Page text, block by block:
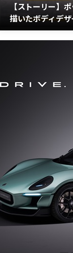
【ストーリー】
描いたボディデ
異の価格は？